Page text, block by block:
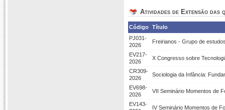
Atividades de Extensão das
Código Título
PJ031-
2026
Freirianos - Grupo de
EV217-
2026
X Congresso sobre
CR309-
2026
Sociologia da Infância:
EV698-
2026
VII Seminário Momentos de
EV143-
IV Seminário Momentos de